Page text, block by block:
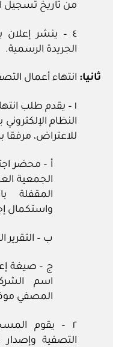
من تاريخ
٤ – ينشر إعلان
الجريدة الرسمية.
ثانيا: انتهاء أعمال
١ – يقدم طلب
النظام
للاعتراض، مرفقا
أ – محضر
الجمعية
المقفلة
واستكمال
ب – التقرير
ج – صيغة
اسم
المصفي
٢ – يقوم
التصفية وإصدار